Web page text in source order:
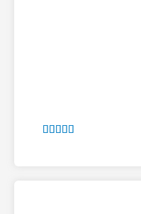
    